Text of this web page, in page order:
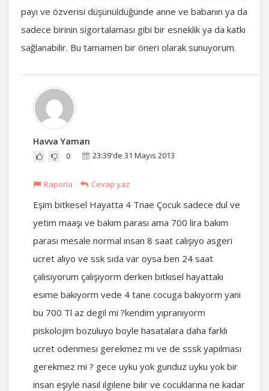
payı ve özverisi düşünüldüğünde anne ve babanın ya da
sadece birinin sigortalaması gibi bir esneklik ya da katkı
sağlanabilir. Bu tamamen bir öneri olarak sunuyorum.
Havva Yaman
0 23:39'de 31 Mayıs 2013
Raporla Cevap yaz
Eşim bitkesel Hayatta 4 Tnae Çocuk sadece dul ve
yetim maaşı ve bakım parası ama 700 lira bakım
parası mesale normal ınsan 8 saat calışıyo asgeri
ucret alıyo ve ssk sıda var oysa ben 24 saat
çalısıyorum çalışıyorm derken bıtkısel hayattakı
esıme bakıyorm vede 4 tane cocuga bakıyorm yani
bu 700 Tl az degil mi ?kendim yıpranıyorm
piskolojim bozuluyo boyle hasatalara daha farklı
ucret odenmesı gerekmez mı ve de sssk yapılması
gerekmez mi ? gece uyku yok gunduz uyku yok bir
insan eşiyle nasıl ılgılene bılır ve cocuklarına ne kadar